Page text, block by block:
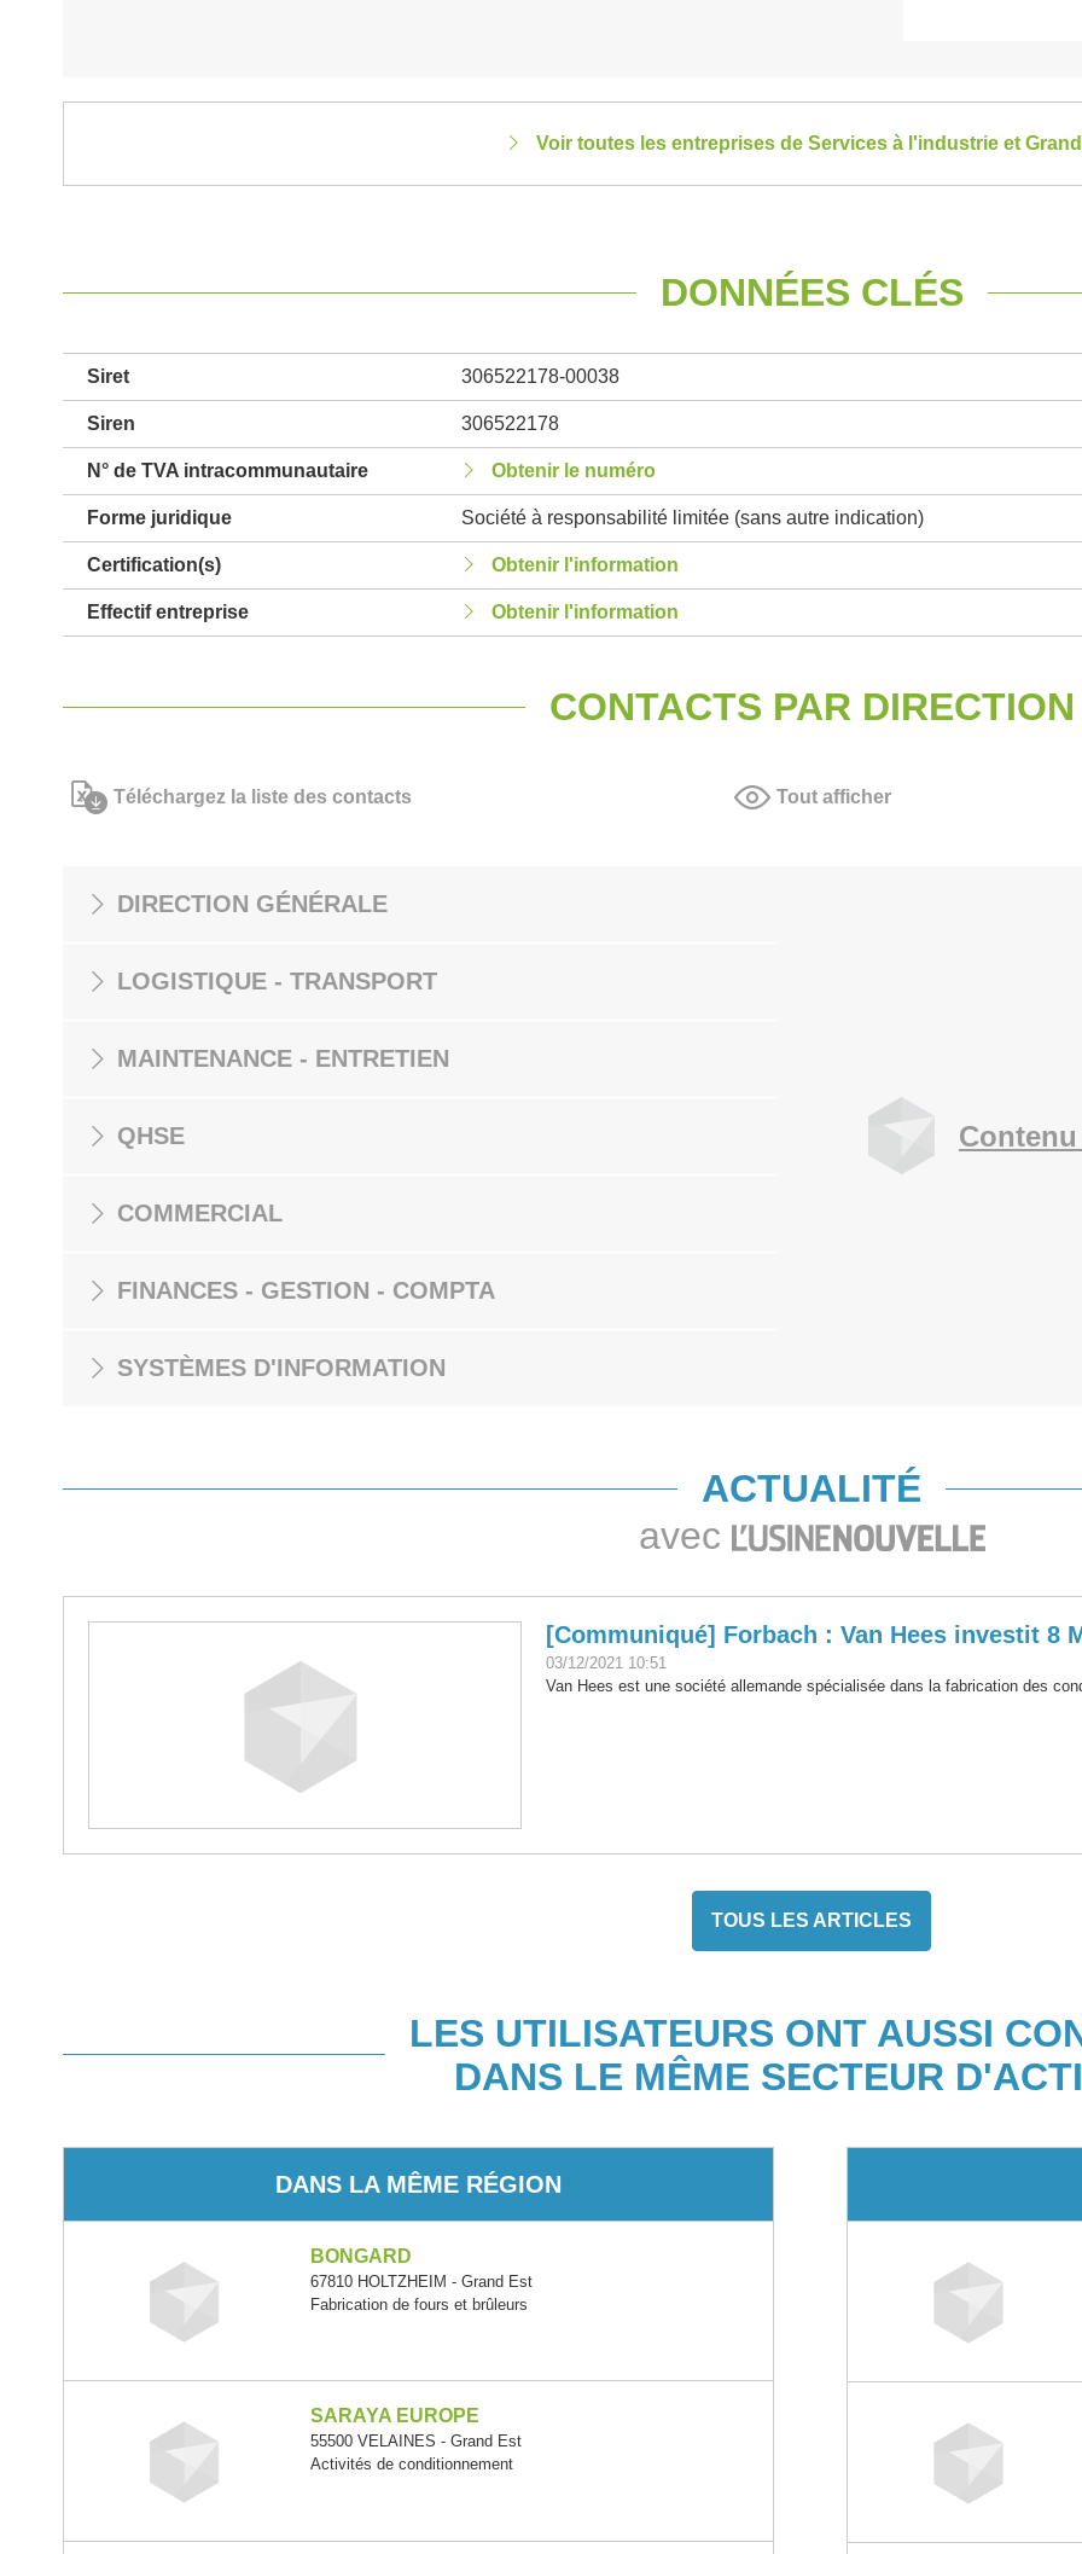
Voir toutes les entreprises de Services à l'industrie et
DONNÉES CLÉS
Siret 306522178-00038
Siren 306522178
N° de TVA intracommunautaire Obtenir le numéro
Forme juridique Société à responsabilité limitée (sans autre indication)
Certification(s) Obtenir l'information
Effectif entreprise Obtenir l'information
CONTACTS PAR DIRECTION
Téléchargez la liste des contacts Tout afficher
DIRECTION GÉNÉRALE
LOGISTIQUE - TRANSPORT
MAINTENANCE - ENTRETIEN
QHSE
COMMERCIAL
FINANCES - GESTION - COMPTA
SYSTÈMES D'INFORMATION
ACTUALITÉ
avec
[Communiqué] Forbach : Van Hees investit 8
03/12/2021 10:51
Van Hees est une société allemande spécialisée dans la fabrication des
TOUS LES ARTICLES
LES UTILISATEURS ONT AUSSI
DANS LE MÊME SECTEUR
DANS LA MÊME RÉGION
BONGARD
67810 HOLTZHEIM - Grand Est
Fabrication de fours et brûleurs
SARAYA EUROPE
55500 VELAINES - Grand Est
Activités de conditionnement